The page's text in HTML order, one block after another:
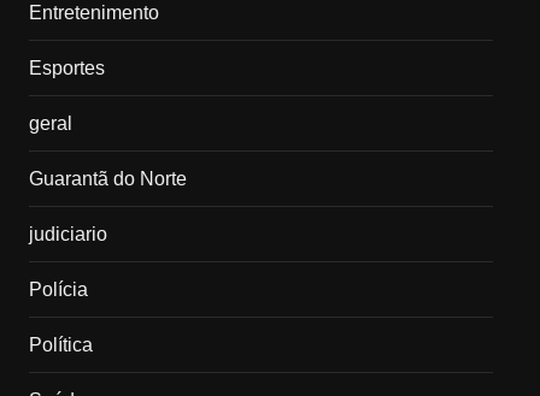
Entretenimento
Esportes
geral
Guarantã do Norte
judiciario
Polícia
Política